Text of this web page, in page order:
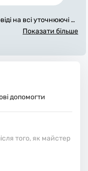
на всі уточнюючі за
Ми зв'яже
та прибирают
Показати більше
допомогти
того, як майстер